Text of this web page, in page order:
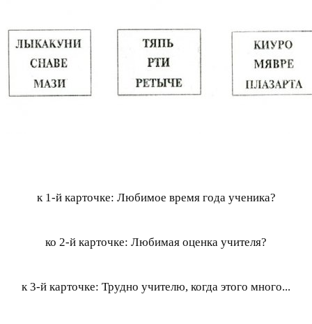
к 1-й карточке: Любимое время года ученика?
ко 2-й карточке: Любимая оценка учителя?
к 3-й карточке: Трудно учителю, когда этого много...